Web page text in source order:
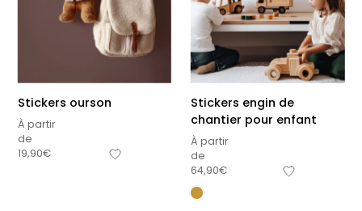
Stickers ourson
À partir
de
19,90€
Stickers engin de
chantier pour enfant
À partir
de
64,90€